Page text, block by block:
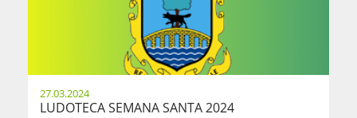
27.03.2024
LUDOTECA SEMANA SANTA 2024